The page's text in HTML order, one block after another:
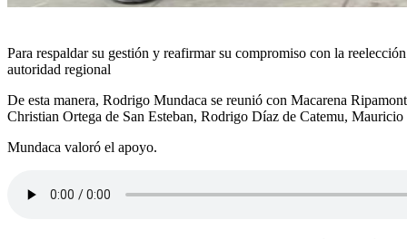
Para respaldar su gestión y reafirmar su compromiso con la
autoridad regional
De esta manera, Rodrigo Mundaca se reunió con Macarena
Christian Ortega de San Esteban, Rodrigo Díaz de Catemu,
Mundaca valoró el apoyo.